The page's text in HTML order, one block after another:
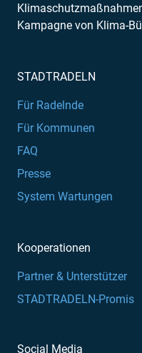
Kampagne von Klima-
STADTRADELN
Für Radelnde
Für Kommunen
FAQ
Presse
System Wartungen
Kooperationen
Partner & Unterstützer
STADTRADELN-Promis
Social Media